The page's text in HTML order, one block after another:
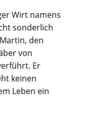
Wirt namens
sonderlich
den
von
Er
keinen
Leben ein